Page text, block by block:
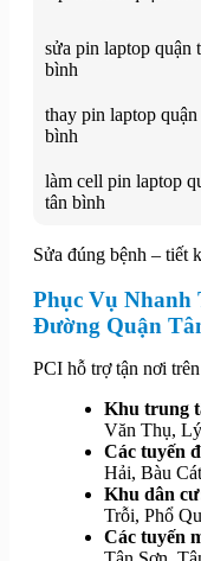
sửa pin laptop quận
bình
thay pin laptop quận
bình
làm cell pin laptop
tân bình
Sửa đúng bệnh – tiết
Phục Vụ Nhanh
Đường Quận
PCI hỗ trợ tận nơi
Khu trung
Văn Thụ,
Các tuyến
Hải, Bàu
Khu dân
Trỗi, Phổ
Các tuyến